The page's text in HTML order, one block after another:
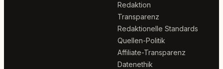
Redaktion
Transparenz
Redaktionelle Standards
Quellen-Politik
Affiliate-Transparenz
Datenethik